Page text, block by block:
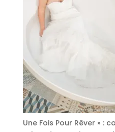
Une Fois Pour Rêver » :